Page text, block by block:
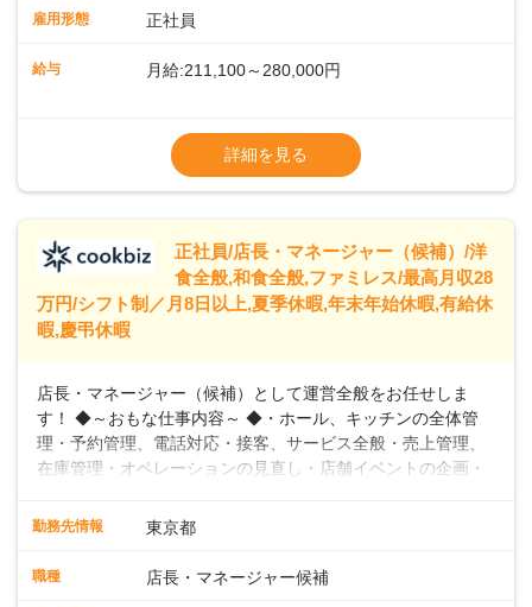
や歩行数が約40%も削減されました！また、配膳ロボットに
なDX（デジタルトランスフォーメーション）の取り組みを進
います。私たちは、多様な働き方を提供し、ライフステージ
に合わせた柔軟な勤務時間や働きやすい環境を整えていま
います。
雇用形態 正社員
給与 月給:211,100～280,000円
※残業代全額支給
※経験に応じて応相談①ナショナル社員：月
給245,800円～②エリア社員 ：月給
詳細を見る
正社員/店長・マネージャー（候補）/洋
食全般,和食全般,ファミレス/最高月収28
万円/シフト制／月8日以上,夏季休暇,年末年始休暇,有給休
暇,慶弔休暇
店長・マネージャー（候補）として運営全般をお任せしま
す！ ◆～おもな仕事内容～ ◆・ホール、キッチンの全体管
理・予約管理、電話対応・接客、サービス全般・売上管理、
在庫管理・オペレーションの見直し・店舗イベントの企画・
入社後はスキルに合わせた業務からお任せしますので、徐々
向上を目指すDX推進～ ◆すかいらーくのレストランでは、
勤務先情報 東京都
職種 店長・マネージャー候補